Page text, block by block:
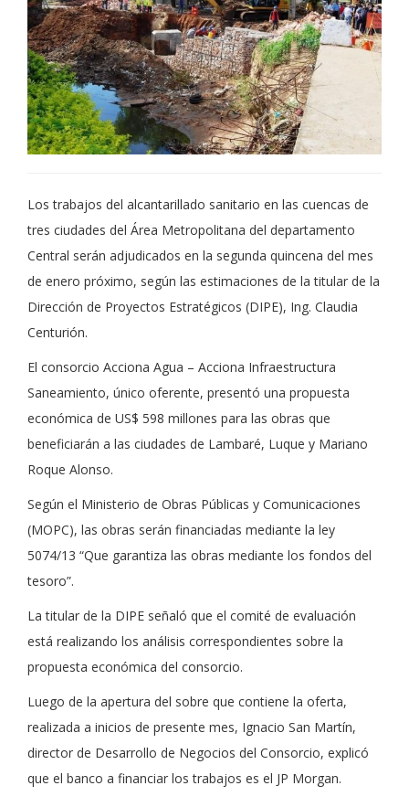
Los trabajos del alcantarillado sanitario en las cuencas de
tres ciudades del Área Metropolitana del departamento
Central serán adjudicados en la segunda quincena del mes
de enero próximo, según las estimaciones de la titular de la
Dirección de Proyectos Estratégicos (DIPE), Ing. Claudia
Centurión.
El consorcio Acciona Agua – Acciona Infraestructura
Saneamiento, único oferente, presentó una propuesta
económica de US$ 598 millones para las obras que
beneficiarán a las ciudades de Lambaré, Luque y Mariano
Roque Alonso.
Según el Ministerio de Obras Públicas y Comunicaciones
(MOPC), las obras serán financiadas mediante la ley
5074/13 “Que garantiza las obras mediante los fondos del
tesoro”.
La titular de la DIPE señaló que el comité de evaluación
está realizando los análisis correspondientes sobre la
propuesta económica del consorcio.
Luego de la apertura del sobre que contiene la oferta,
realizada a inicios de presente mes, Ignacio San Martín,
director de Desarrollo de Negocios del Consorcio, explicó
que el banco a financiar los trabajos es el JP Morgan.